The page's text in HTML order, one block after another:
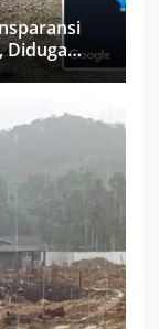
Diduga